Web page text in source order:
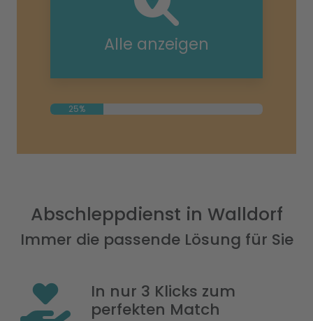
Alle anzeigen
25%
Abschleppdienst in Walldorf
Immer die passende Lösung für Sie
In nur 3 Klicks zum
perfekten Match